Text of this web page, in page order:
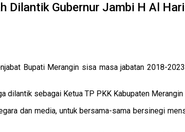
Dilantik Gubernur Jambi H Al
Bupati Merangin sisa masa jabatan 2018-
dilantik sebagai Ketua TP PKK Kabupaten
dan media, untuk bersama-sama bersinegi